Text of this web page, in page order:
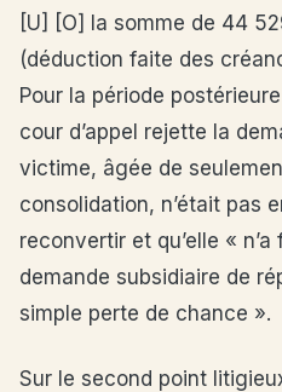
[U] [O] la somme de 44
(déduction faite des
Pour la période
cour d’appel rejette la
victime, âgée de
consolidation, n’était pas
reconvertir et qu’elle «
demande subsidiaire de
simple perte de chance ».
Sur le second point